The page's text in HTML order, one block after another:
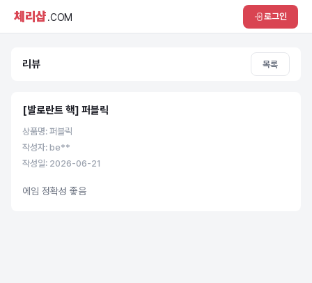
체리샵.COM 로그인
리뷰 목록
[발로란트 핵] 퍼블릭
상품명: 퍼블릭
작성자: be**
작성일: 2026-06-21
에임 정확성 좋음